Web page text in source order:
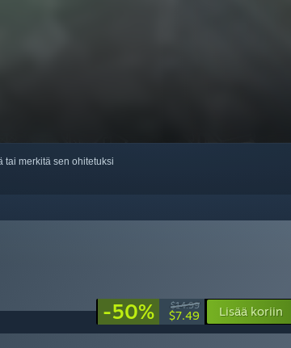
tai merkitä sen ohitetuksi
-50% $14.99
$7.49 Lisää koriin